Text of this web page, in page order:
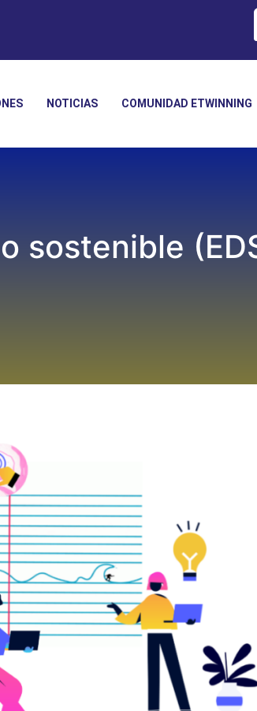
NOTICIAS COMUNIDAD ETWINNING
sostenible